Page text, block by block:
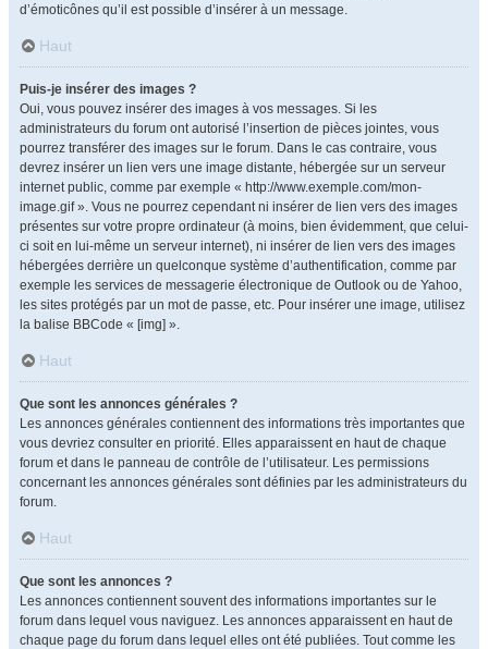
d’émoticônes qu’il est possible d’insérer à un message.
Haut
Puis-je insérer des images ?
Oui, vous pouvez insérer des images à vos messages. Si les
administrateurs du forum ont autorisé l’insertion de pièces jointes, vous
pourrez transférer des images sur le forum. Dans le cas contraire, vous
devrez insérer un lien vers une image distante, hébergée sur un serveur
internet public, comme par exemple « http://www.exemple.com/mon-
image.gif ». Vous ne pourrez cependant ni insérer de lien vers des images
présentes sur votre propre ordinateur (à moins, bien évidemment, que celui-
ci soit en lui-même un serveur internet), ni insérer de lien vers des images
hébergées derrière un quelconque système d’authentification, comme par
exemple les services de messagerie électronique de Outlook ou de Yahoo,
les sites protégés par un mot de passe, etc. Pour insérer une image, utilisez
la balise BBCode « [img] ».
Haut
Que sont les annonces générales ?
Les annonces générales contiennent des informations très importantes que
vous devriez consulter en priorité. Elles apparaissent en haut de chaque
forum et dans le panneau de contrôle de l’utilisateur. Les permissions
concernant les annonces générales sont définies par les administrateurs du
forum.
Haut
Que sont les annonces ?
Les annonces contiennent souvent des informations importantes sur le
forum dans lequel vous naviguez. Les annonces apparaissent en haut de
chaque page du forum dans lequel elles ont été publiées. Tout comme les